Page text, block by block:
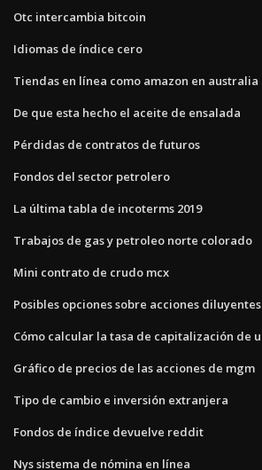
Otc intercambia bitcoin
Idiomas de índice cero
Tiendas en línea como amazon en australia
De que esta hecho el aceite de ensalada
Pérdidas de contratos de futuros
Fondos del sector petrolero
La última tabla de incoterms 2019
Trabajos de gas y petroleo norte colorado
Mini contrato de crudo mcx
Posibles opciones sobre acciones diluyentes
Cómo calcular la tasa de capitalización de
Gráfico de precios de las acciones de mgm
Tipo de cambio e inversión extranjera
Fondos de índice devuelve reddit
Nys sistema de nómina en línea